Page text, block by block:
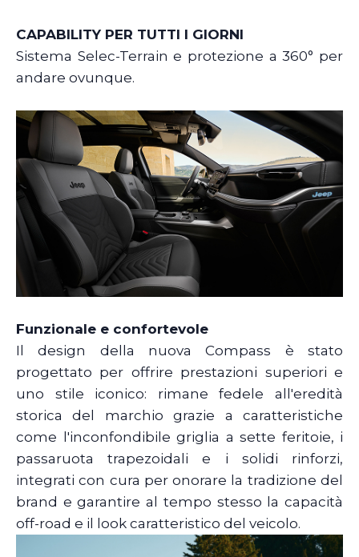
CAPABILITY PER TUTTI I GIORNI
Sistema Selec-Terrain e protezione a 360° per
andare ovunque.
Funzionale e confortevole
Il design della nuova Compass è stato
progettato per offrire prestazioni superiori e
uno stile iconico: rimane fedele all'eredità
storica del marchio grazie a caratteristiche
come l'inconfondibile griglia a sette feritoie, i
passaruota trapezoidali e i solidi rinforzi,
integrati con cura per onorare la tradizione del
brand e garantire al tempo stesso la capacità
off-road e il look caratteristico del veicolo.